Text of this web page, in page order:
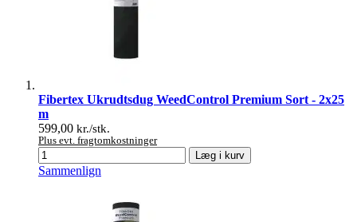
Fibertex Ukrudtsdug WeedControl Premium Sort - 2x25
m
599,00 kr./stk.
Plus evt. fragtomkostninger
Læg i kurv
Sammenlign